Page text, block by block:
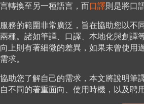
轉換至另一種語言，而口譯則是將口
務的範圍非常廣泛，旨在協助您以不
種。諸如筆譯、口譯、本地化與創譯
上則有著細微的差異，如果未曾使用
求。
助您了解自己的需求，本文將說明筆
不同的著重面向、使用時機，以及聘